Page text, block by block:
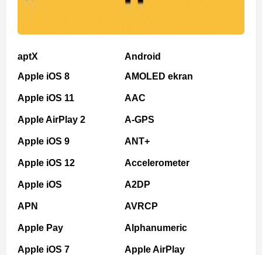
aptX
Apple iOS 8
Apple iOS 11
Apple AirPlay 2
Apple iOS 9
Apple iOS 12
Apple iOS
APN
Apple Pay
Apple iOS 7
Android
AMOLED ekran
AAC
A-GPS
ANT+
Accelerometer
A2DP
AVRCP
Alphanumeric
Apple AirPlay